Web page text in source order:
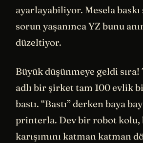
ayarlayabiliyor. Mesela baskı
sorun yaşanınca YZ bunu
düzeltiyor.
Büyük düşünmeye geldi sıra!
adlı bir şirket tam 100 evlik
bastı. “Bastı” derken baya
printerla. Dev bir robot kolu,
karışımını katman katman